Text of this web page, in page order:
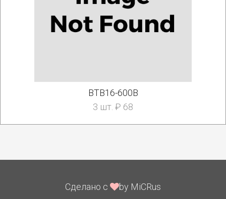
BTB16-600B
3 шт. ₽ 68
Сделано с by MiCRus